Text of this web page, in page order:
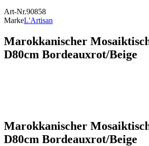
Art-Nr.90858
MarkeL'Artisan
Marokkanischer
D80cm Bordeauxrot/Beige
Marokkanischer
D80cm Bordeauxrot/Beige